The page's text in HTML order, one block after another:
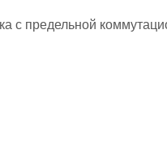
с предельной